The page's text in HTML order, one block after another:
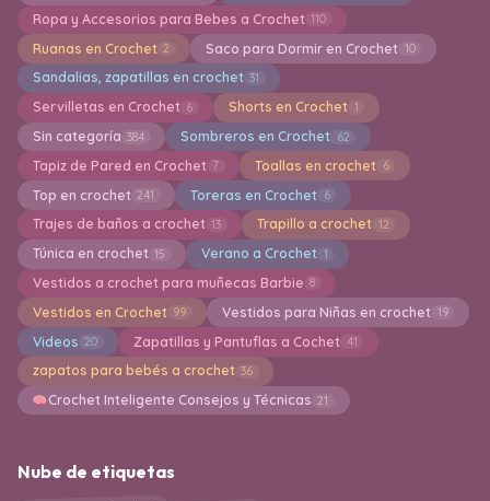
Ropa y Accesorios para Bebes a Crochet 110
Ruanas en Crochet 2 Saco para Dormir en Crochet 10
Sandalias, zapatillas en crochet 31
Servilletas en Crochet 6 Shorts en Crochet 1
Sin categoría 384 Sombreros en Crochet 62
Tapiz de Pared en Crochet 7 Toallas en crochet 6
Top en crochet 241 Toreras en Crochet 6
Trajes de baños a crochet 13 Trapillo a crochet 12
Túnica en crochet 15 Verano a Crochet 1
Vestidos a crochet para muñecas Barbie 8
Vestidos en Crochet 99 Vestidos para Niñas en crochet 19
Videos 20 Zapatillas y Pantuflas a Cochet 41
zapatos para bebés a crochet 36
Crochet Inteligente Consejos y Técnicas 21
Nube de etiquetas